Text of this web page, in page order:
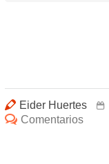
Eider Huertes
Comentarios